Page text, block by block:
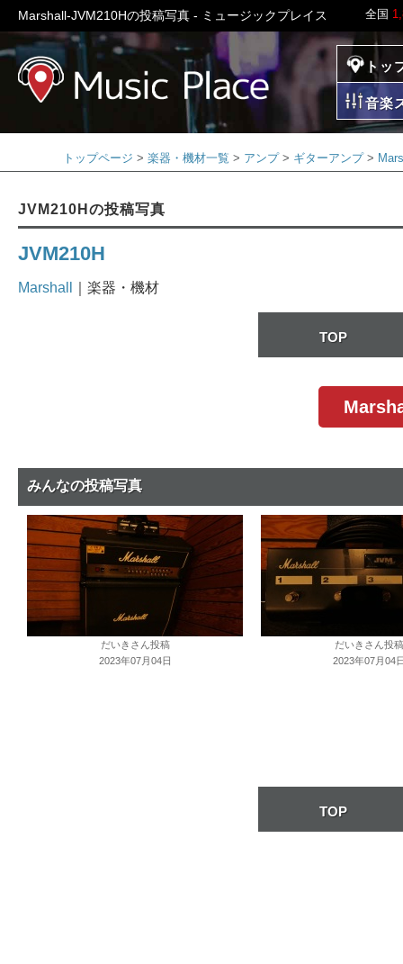
全国
Marshall-JVM210Hの投稿写真 - ミュージックプレイス
ミュージックプレイ
トッ
音楽
トップページ 楽器・機材一覧 アンプ ギターアンプ
JVM210Hの投稿写真
JVM210H
Marshall ｜楽器・機材
TOP
みんなの投稿写真
だいきさん投稿
2023年07月04日
だいきさん投稿
2023年07月04
TOP